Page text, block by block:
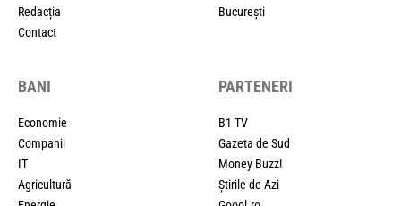
Redacția
Contact
București
BANI
Economie
Companii
IT
Agricultură
PARTENERI
B1 TV
Gazeta de Sud
Money Buzz!
Știrile de Azi